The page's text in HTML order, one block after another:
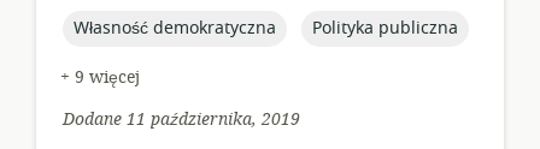
topic:
Własność demokratyczna topic:
Polityka publiczna
+ 9 więcej
Dodane 11 października, 2019